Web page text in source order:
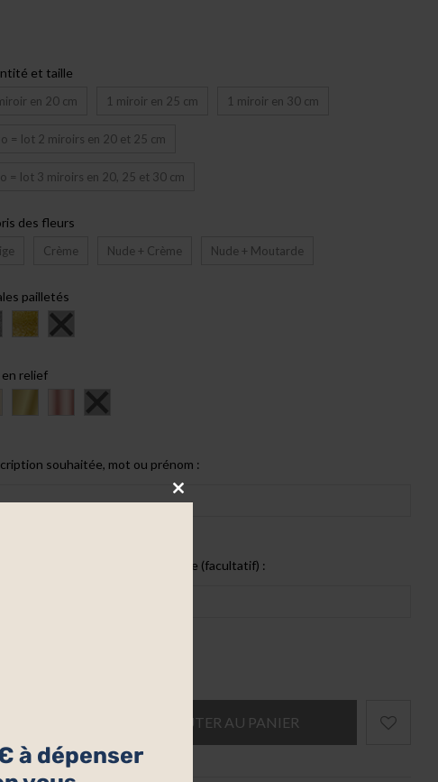
et taille
en 20 cm 1 miroir en 25 cm 1 miroir en 30 cm
= lot 2 miroirs en 20 et 25 cm
= lot 3 miroirs en 20, 25 et 30 cm
des fleurs
Crème Nude + Crème Nude + Moutarde
pailletés
relief
souhaitée, mot ou prénom :
complémentaires commande (facultatif) :
AJOUTER AU PANIER
Close
à dépenser